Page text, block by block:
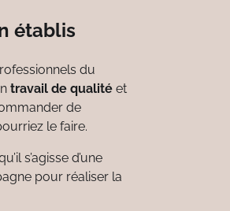
établis
du
travail de qualité et
de
le faire.
s’agisse d’une
pour réaliser la